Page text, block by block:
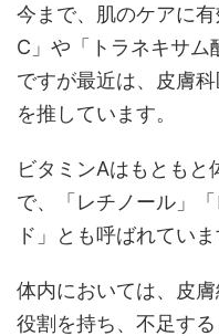
今まで、肌のケアに
C」や「トラネキサム
ですが最近は、皮膚
を推しています。
ビタミンAはもとも
で、「レチノール」
ド」とも呼ばれていま
体内においては、皮
役割を持ち、不足す